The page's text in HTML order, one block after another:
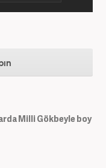
Milli Gökbeyle boy